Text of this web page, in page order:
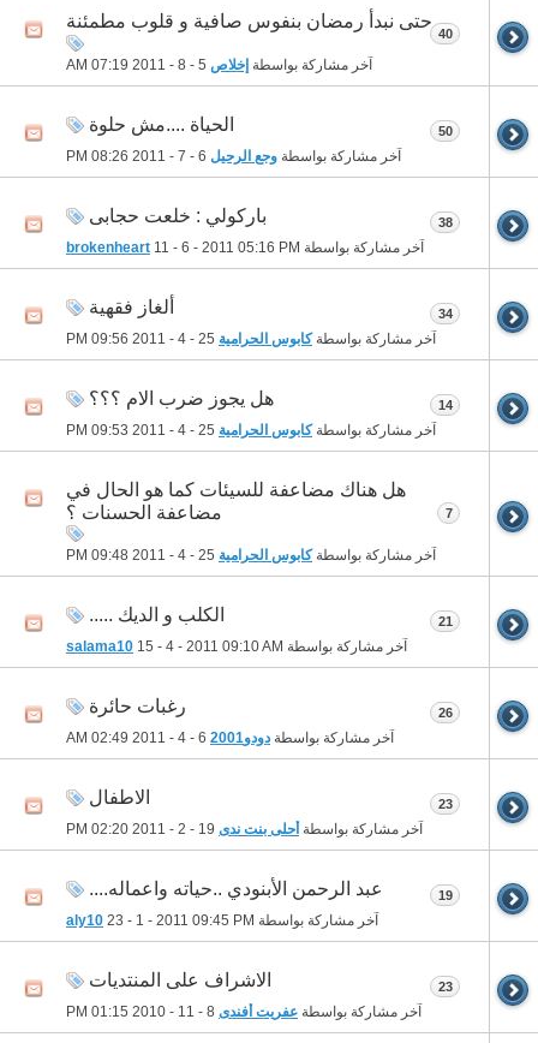
حتى نبدأ رمضان بنفوس صافية و قلوب مطمئنة
آخر مشاركة بواسطة إخلاص 07:19 AM
40
الحياة ....مش حلوة
آخر مشاركة بواسطة وجع الرحيل 08:26 PM
50
باركولي : خلعت حجابى
آخر مشاركة بواسطة brokenheart 11 - 6 - 2011 05:16 PM
38
ألغاز فقهية
آخر مشاركة بواسطةكابوس الحرامية 09:56 PM
34
هل يجوز ضرب الام ؟؟؟
آخر مشاركة بواسطةكابوس الحرامية 09:53 PM
14
هل هناك مضاعفة للسيئات كما هو الحال في
مضاعفة الحسنات ؟
آخر مشاركة بواسطةكابوس الحرامية 09:48 PM
7
الكلب و الديك .....
آخر مشاركة بواسطة salama10 15 - 4 - 2011 09:10 AM
21
رغبات حائرة
آخر مشاركة بواسطةدودو2001 02:49 AM
26
الاطفال
آخر مشاركة بواسطة أحلى بنت ندى 02:20 PM
23
عبد الرحمن الأبنودي ..حياته واعماله....
آخر مشاركة بواسطة aly10 23 - 1 - 2011 09:45 PM
19
الاشراف على المنتديات
آخر مشاركة بواسطة عفريت أفندى 01:15 PM
23